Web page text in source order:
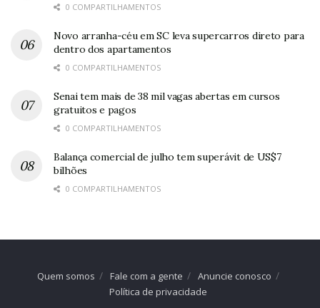
0 COMPARTILHAMENTOS
Novo arranha-céu em SC leva supercarros direto para
dentro dos apartamentos
0 COMPARTILHAMENTOS
Senai tem mais de 38 mil vagas abertas em cursos
gratuitos e pagos
0 COMPARTILHAMENTOS
Balança comercial de julho tem superávit de US$7
bilhões
0 COMPARTILHAMENTOS
Quem somos Fale com a gente
Anuncie conosco
Política de privacidade